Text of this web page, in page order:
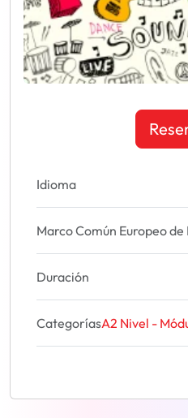
Idioma
Marco Común Europeo
Duración
CategoríasA2 Nivel -